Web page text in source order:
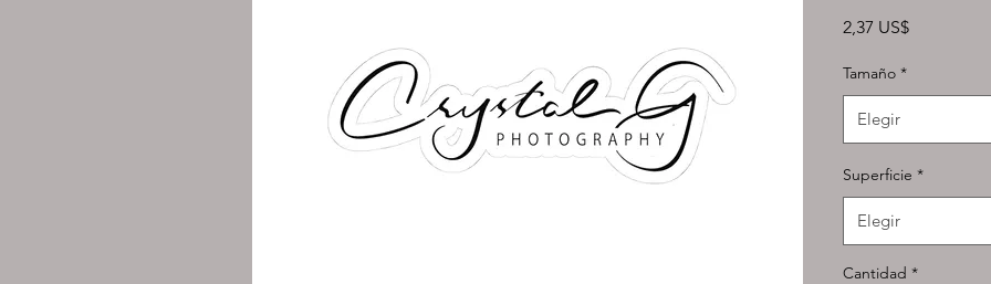
2,37 US$Precio
Tamaño *
Elegir
Superficie *
Elegir
Cantidad *